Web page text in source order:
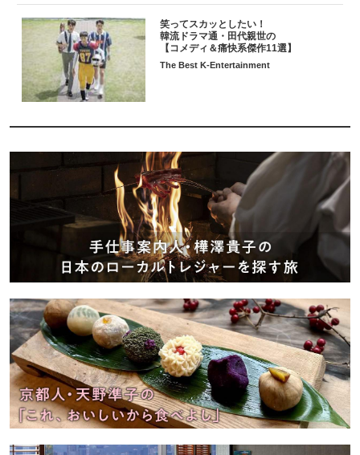
笑ってスカッとしたい！
韓流ドラマ通・田代親世の
【コメディ＆痛快系傑作11選】
The Best K-Entertainment